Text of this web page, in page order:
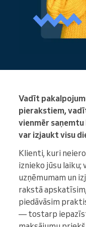
Vadīt
pierakstiem,
vienmēr
var izjaukt visu
Klienti, kuri
iznieko jūsu laiku;
uzņēmumam un
rakstā
piedāvāsim
— tostarp